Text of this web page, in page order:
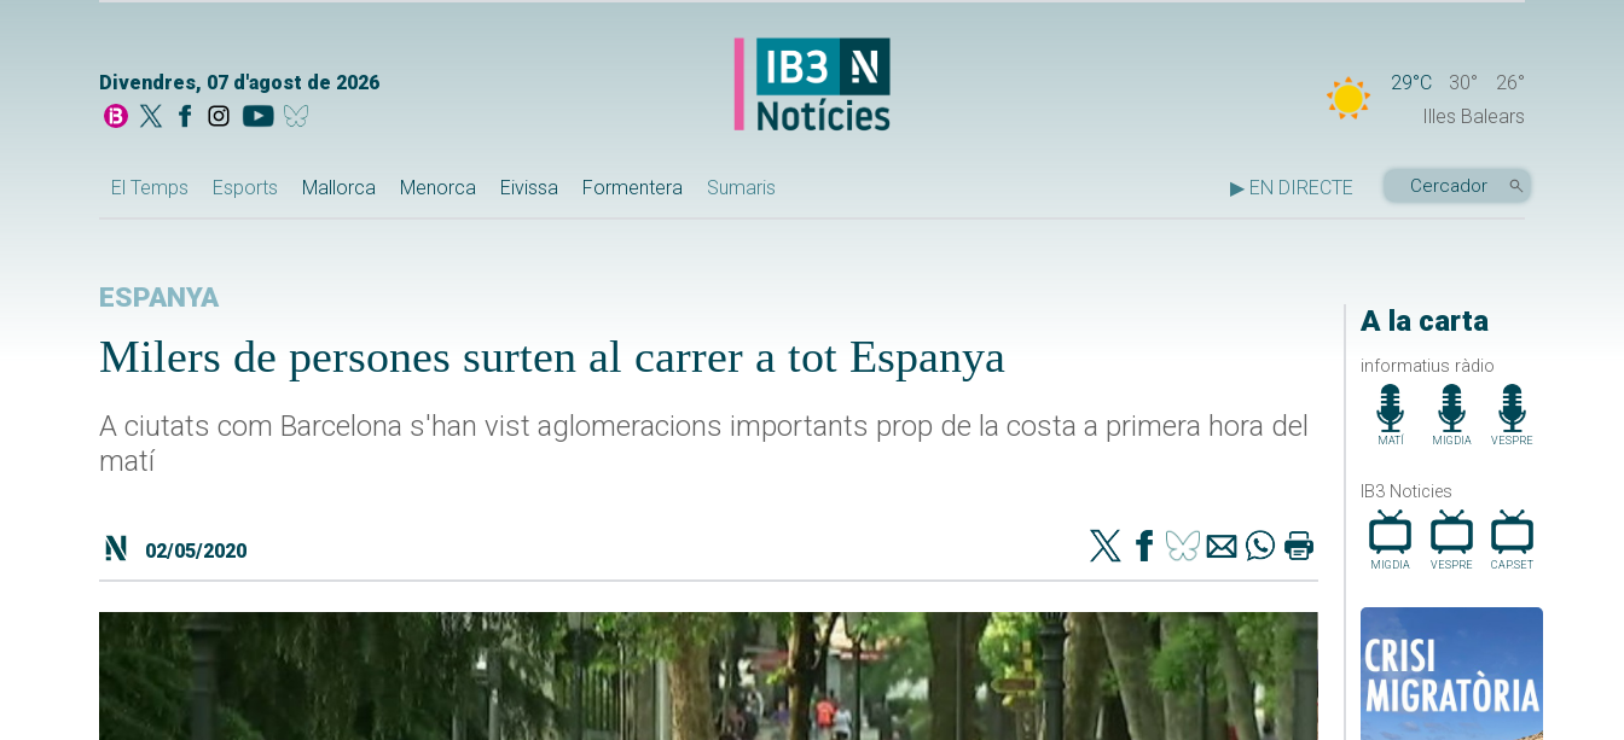
Divendres, 07 d'agost de 2026 29°C 30°
26°
Illes Balears
El Temps Esports Mallorca Menorca Eivissa Formentera Sumaris ▶ EN DIRECTE
A la carta
informatius ràdio
MATÍ MIGDIA VESPRE
IB3 Noticies
MIGDIA VESPRE CAP.SET
ESPANYA
Milers de persones surten al carrer a tot Espanya
A ciutats com Barcelona s'han vist aglomeracions importants prop de la costa a primera hora del
matí
02/05/2020